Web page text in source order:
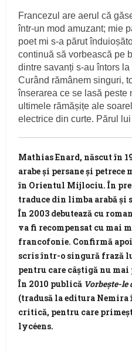
Francezul are aerul că
într-un mod amuzant; mie
poet mi s-a părut
continuă să vorbească pe
dintre savanți s-au întors
Curând rămânem singuri,
înserarea ce se lasă peste
ultimele rămășițe ale
electrice din curte. Părul
Mathias Enard, născut în
arabe și persane și
în Orientul Mijlociu. În
traduce din limba arabă și
În 2003 debutează cu
va fi recompensat cu mai
francofonie. Confirmă
scris într-o singură frază
pentru care câștigă nu
În 2010 publică Vorbește-le
(tradusă la editura Nemira
critică, pentru care
lycéens.